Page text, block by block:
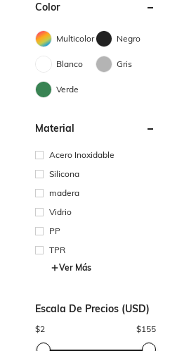
Color
Multicolor Negro
Blanco Gris
Verde
Material
Acero Inoxidable
Silicona
madera
Vidrio
PP
TPR
Ver Más
Escala De Precios (USD)
$2 $155